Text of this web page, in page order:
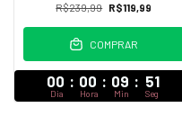
R$239,99 R$119,99
COMPRAR
00 : 00 : 09 : 47
Dia Hora Min Seg